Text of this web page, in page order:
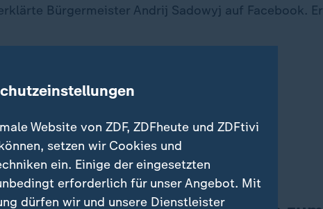
Bürgermeister Andrij Sadowyj auf Facebook. Er
des Vorfalls war zunächst nicht bekannt.
Website von ZDF, ZDFheute und ZDFtivi
setzen wir Cookies und
ein. Einige der eingesetzten
erforderlich für unser Angebot. Mit
dürfen wir und unsere Dienstleister